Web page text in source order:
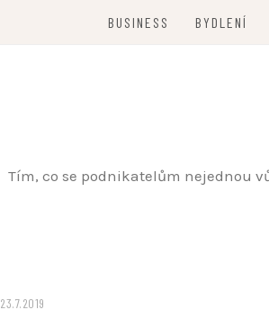
BUSINESS BYDLENÍ
Tím, co se podnikatelům nejednou
23.7.2019